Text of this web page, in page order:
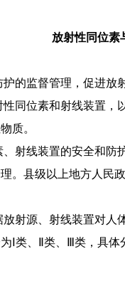
放射性同位素
的监督管理，促进放
同位素和射线装置，
质。
射线装置的安全和防
。 县级以上地方人民
射源、射线装置对人
Ⅰ类、
Ⅱ类、Ⅲ类，具